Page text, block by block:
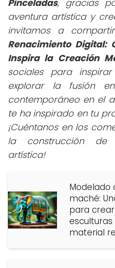
Pinceladas, gracias
aventura artística y
invitamos a
Renacimiento Digital:
Inspira la Creación
sociales para
explorar la fusión
contemporáneo en el
te ha inspirado en tu
¡Cuéntanos en los
la construcción de
artística!
Modelado
maché:
para crear
esculturas
material